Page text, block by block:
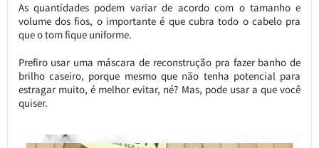
As quantidades podem variar de acordo com o tamanho e
volume dos fios, o importante é que cubra todo o cabelo pra
que o tom fique uniforme.
Prefiro usar uma máscara de reconstrução pra fazer banho de
brilho caseiro, porque mesmo que não tenha potencial para
estragar muito, é melhor evitar, né? Mas, pode usar a que você
quiser.